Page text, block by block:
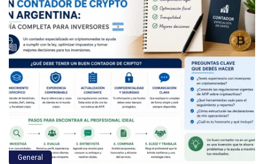
General